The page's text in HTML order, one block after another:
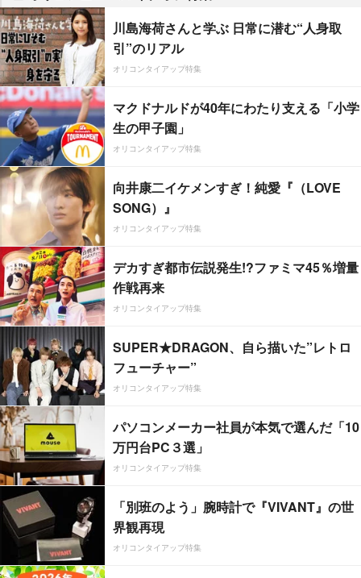
川島海荷さんと学ぶ 日常に潜む“人身取
引”のリアル
オリコンタイアップ特集
マクドナルドが40年にわたり支える「小学
生の甲子園」
オリコンタイアップ特集
向井康二イケメンすぎ！純愛『（LOVE
SONG）』
オリコンタイアップ特集
デカすぎ都市伝説発生!?ファミマ45％増量
作戦再来
オリコンタイアップ特集
SUPER★DRAGON、自ら描いた”レトロ
フューチャー”
オリコンタイアップ特集
パソコンメーカー社員が本気で選んだ「10
万円台PC３選」
オリコンタイアップ特集
「別班のよう」腕時計で『VIVANT』の世
界観再現
オリコンタイアップ特集